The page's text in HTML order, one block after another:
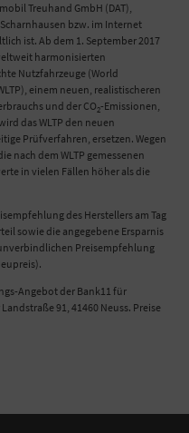
Treuhand GmbH (DAT),
bzw. im Internet
ist. Ab dem 1. September 2017
harmonisierten
Nutzfahrzeuge (World
einem neuen, realistischeren
und der CO2-Emissionen,
das WLTP den neuen
Prüfverfahren, ersetzen. Wegen
nach dem WLTP gemessenen
in vielen Fällen höher als die
des Herstellers am Tag
sowie die angegebene Ersparnis
Preisempfehlung
Angebot der Bank11 für
91, 41460 Neuss. Preise